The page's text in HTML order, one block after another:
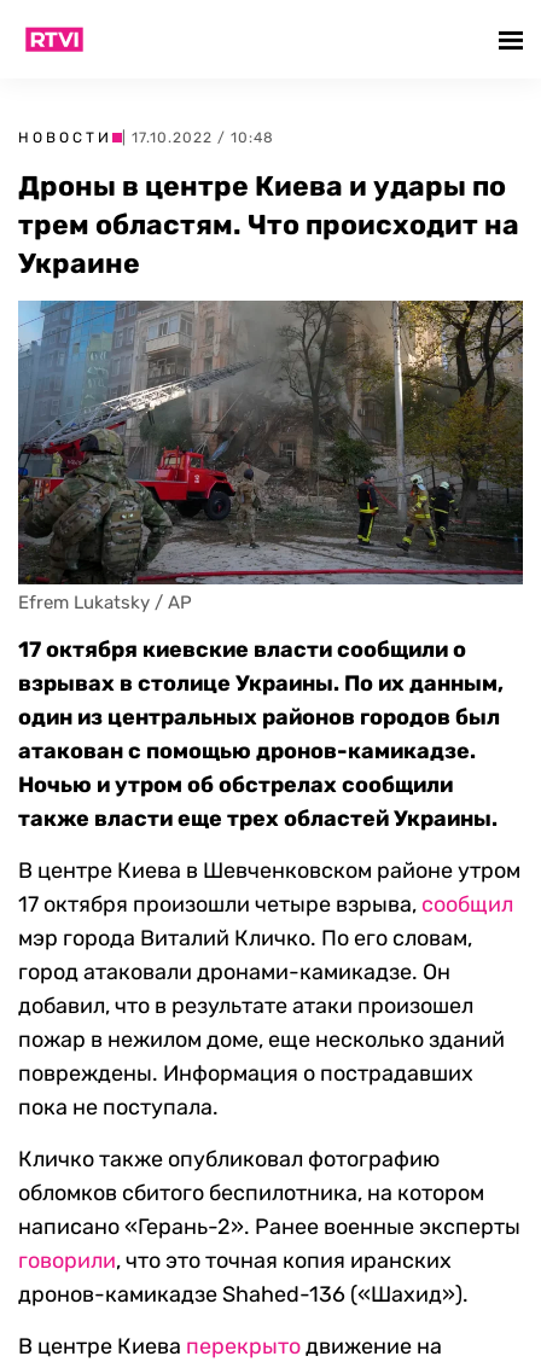
НОВОСТИ | 17.10.2022 / 10:48
Дроны в центре Киева и удары по
трем областям. Что происходит на
Украине
Efrem Lukatsky / AP
17 октября киевские власти сообщили о
взрывах в столице Украины. По их данным,
один из центральных районов городов был
атакован с помощью дронов-камикадзе.
Ночью и утром об обстрелах сообщили
также власти еще трех областей Украины.
В центре Киева в Шевченковском районе утром
17 октября произошли четыре взрыва, сообщил
мэр города Виталий Кличко. По его словам,
город атаковали дронами-камикадзе. Он
добавил, что в результате атаки произошел
пожар в нежилом доме, еще несколько зданий
повреждены. Информация о пострадавших
пока не поступала.
Кличко также опубликовал фотографию
обломков сбитого беспилотника, на котором
написано «Герань-2». Ранее военные эксперты
говорили, что это точная копия иранских
дронов-камикадзе Shahed-136 («Шахид»).
В центре Киева перекрытодвижение на